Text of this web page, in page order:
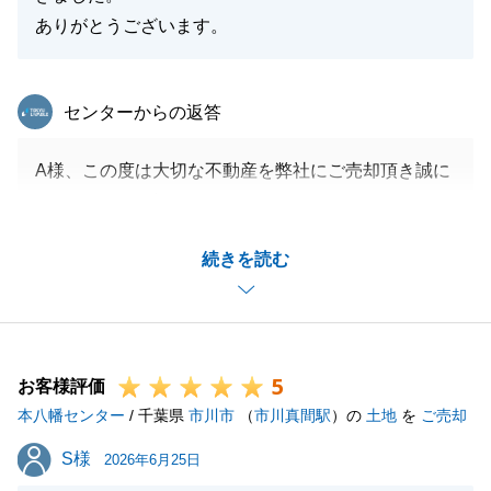
ありがとうございます。
続きを読む
東急リバブル
センターからの返答
A様、この度は大切な不動産を弊社にご売却頂き誠に
っての事だと思っております。
心より感謝申し上げます。
今後も不動産関連で何かお困りのことや税金関係での
で、いつでもご連絡頂ければと思います。
末長いお付き合いが出来ればと思っております。
今後とも宜しくお願い申し上げます。
お客様評価 5
本八幡センター / 千葉県 市川市 （市川真間駅）の 土地 を ご売却
S様
S様 2026年6月25日